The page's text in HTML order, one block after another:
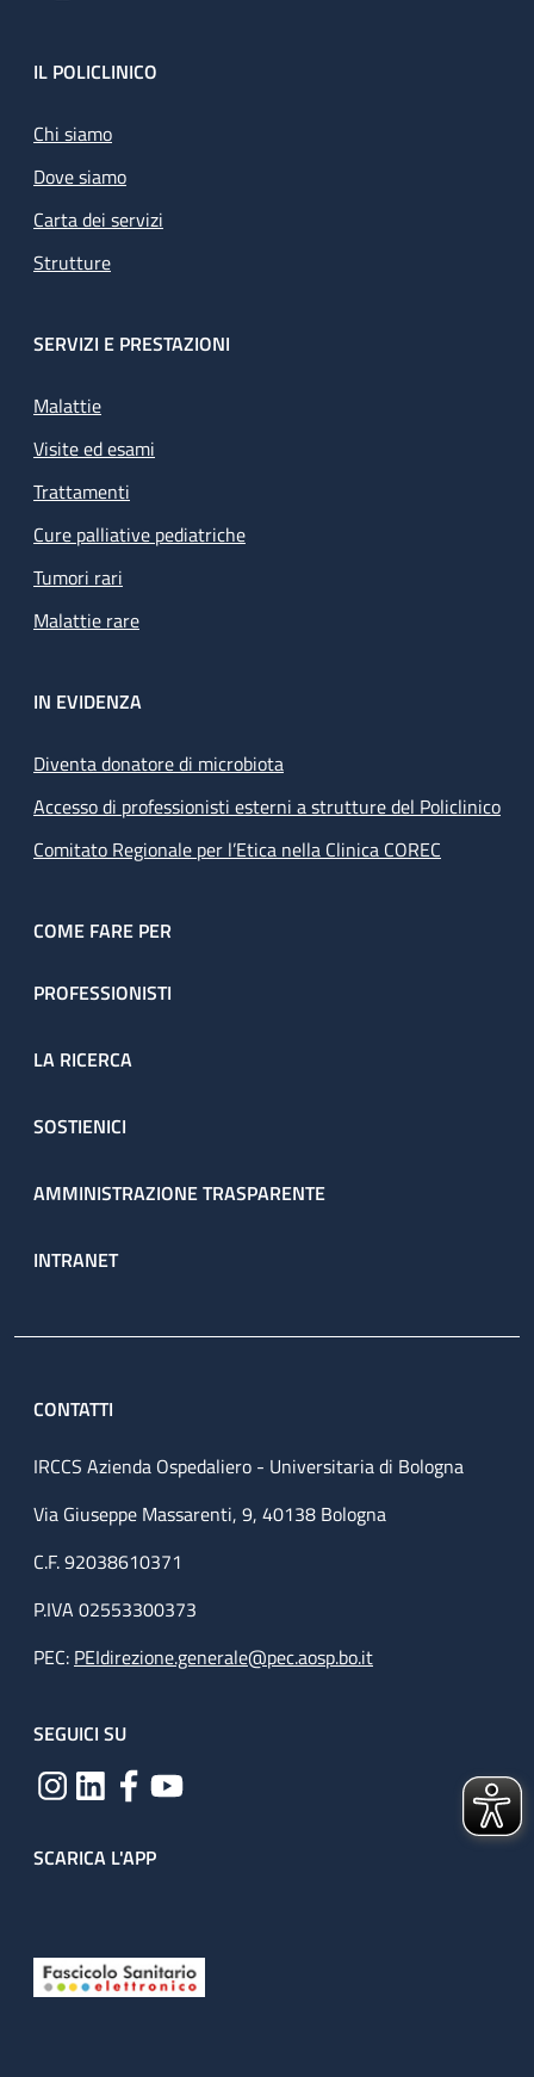
Footer
IL POLICLINICO
Chi siamo
Dove siamo
Carta dei servizi
Strutture
SERVIZI E PRESTAZIONI
Malattie
Visite ed esami
Trattamenti
Cure palliative pediatriche
Tumori rari
Malattie rare
IN EVIDENZA
Diventa donatore di microbiota
Accesso di professionisti esterni a strutture del Policlinico
Comitato Regionale per l’Etica nella Clinica COREC
COME FARE PER
PROFESSIONISTI
LA RICERCA
SOSTIENICI
AMMINISTRAZIONE TRASPARENTE
INTRANET
CONTATTI
IRCCS Azienda Ospedaliero - Universitaria di Bologna
Via Giuseppe Massarenti, 9, 40138 Bologna
C.F. 92038610371
P.IVA 02553300373
PEC: PEIdirezione.generale@pec.aosp.bo.it
SEGUICI SU
SCARICA L'APP